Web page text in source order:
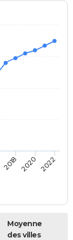
2018 2020 2022
Moyenne
des villes